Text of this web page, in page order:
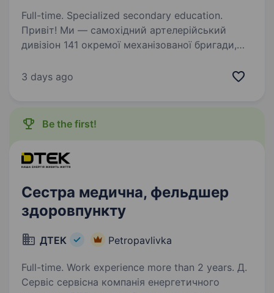
Full-time. Specialized secondary education.
Привіт! Ми — самохідний артелерійський
дивізіон 141 окремої механізованої бригади,
бореться за мир і безпеку України. Наше
3 days ago
Be the first!
Сестра медична, фельдшер
здоровпункту
ДТЕК Petropavlivka
Full-time. Work experience more than 2 years. Д.
Сервіс сервісна компанія енергетичного